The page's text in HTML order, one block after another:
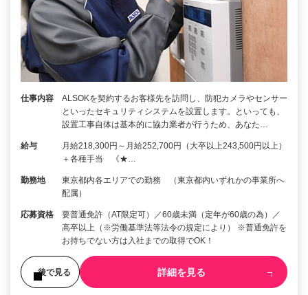
仕事内容
ALSOKを契約するお客様先を訪問し、防犯カメラやセンサー
といったセキュリティシステムを設置します。といっても、
設置工事自体は基本的に協力業者が行うため、あなた…
給与
月給218,300円～月給252,700円（大卒以上243,500円以上）
＋各種手当 《★…
勤務地
東京都内各エリアでの勤務 （東京都内いずれかの事業所へ
配属）
応募資格
要普通免許（AT限定可）／60歳未満（定年が60歳の為）／
高卒以上（※労働基準法等法令の規定により） ※普通免許を
お持ちでない方は入社までの取得でOK！
後で見る 詳細を見る